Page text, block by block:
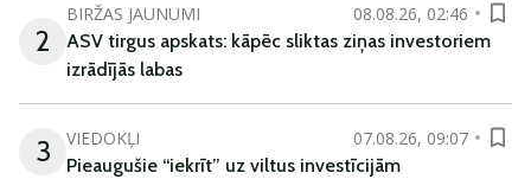
2
BIRŽAS JAUNUMI
08.08.26, 02:46
ASV tirgus apskats: kāpēc sliktas ziņas investoriem
izrādījās labas
3 VIEDOKĻI
07.08.26, 09:07
Pieaugušie “iekrīt” uz viltus investīcijām